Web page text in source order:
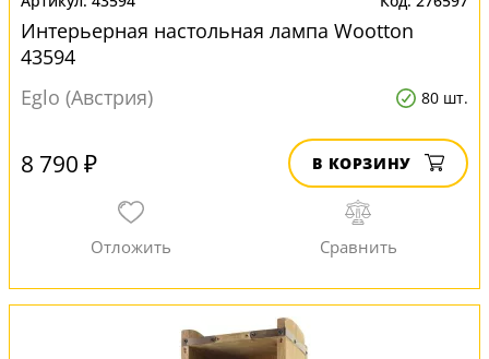
Интерьерная настольная лампа Wootton
43594
Eglo (Австрия)
80 шт.
8 790 ₽ В КОРЗИНУ